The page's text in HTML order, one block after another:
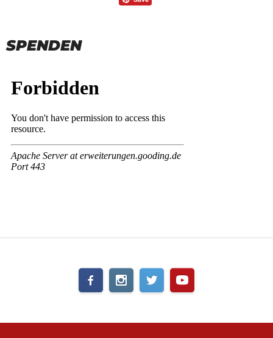
SPENDEN